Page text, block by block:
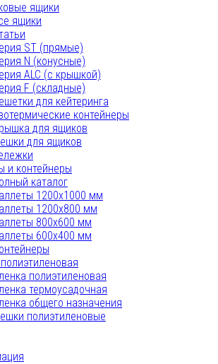
ящики
ящики
ST (прямые)
N (конусные)
ALC (с крышкой)
F (складные)
для кейтеринга
контейнеры
для ящиков
для ящиков
и контейнеры
каталог
1200х1000 мм
1200х800 мм
800x600 мм
600x400 мм
полиэтиленовая
термоусадочная
общего назначения
полиэтиленовые